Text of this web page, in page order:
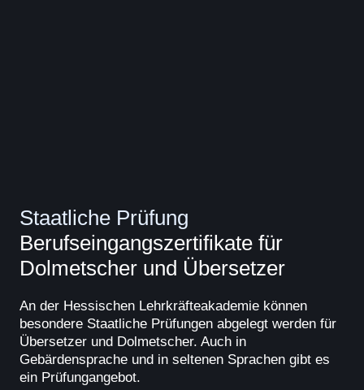
Staatliche Prüfung
Berufseingangszertifikate für
Dolmetscher und Übersetzer
An der Hessischen Lehrkräfteakademie können
besondere Staatliche Prüfungen abgelegt werden für
Übersetzer und Dolmetscher. Auch in
Gebärdensprache und in seltenen Sprachen gibt es
ein Prüfungangebot.